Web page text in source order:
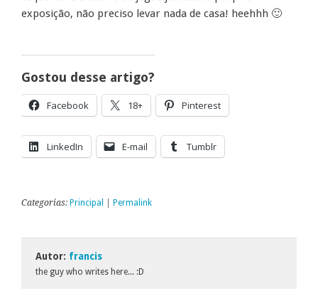
exposição, não preciso levar nada de casa! heehhh 🙂
Gostou desse artigo?
Facebook 18+ Pinterest
LinkedIn E-mail Tumblr
Categorias: Principal Permalink
Autor: francis
the guy who writes here... :D